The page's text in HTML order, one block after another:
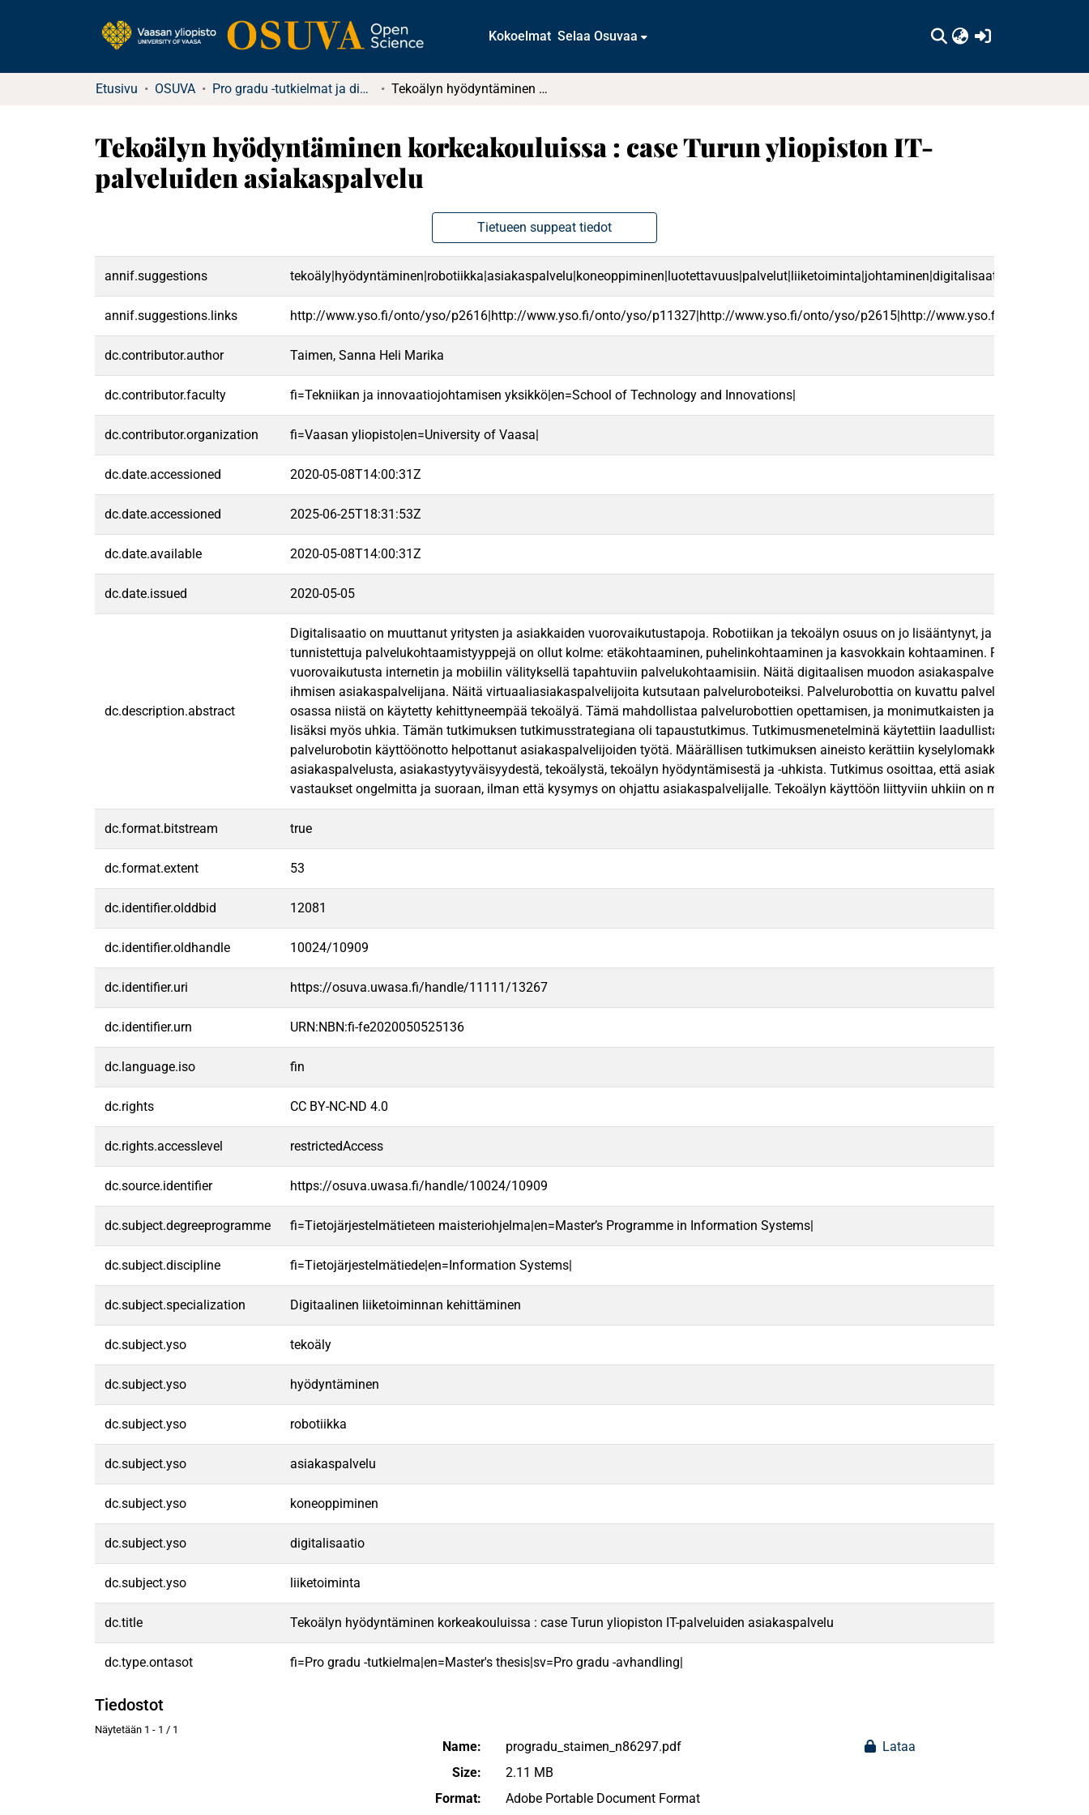
Kokoelmat Selaa Osuvaa
Etusivu OSUVA Pro gradu -tutkielmat ja diplomityöt (rajattu saatavuus) Tekoälyn hyödyntäminen korkeakouluissa : case Turun yliopiston IT-palveluiden asiakaspalvelu
Tekoälyn hyödyntäminen korkeakouluissa : case Turun yliopiston IT-
palveluiden asiakaspalvelu
Tietueen suppeat tiedot
annif.suggestions tekoäly|hyödyntäminen|robotiikka|asiakaspalvelu|koneoppiminen|luotettavuus|palvelut|liiketoiminta|johtaminen|digitalisaatio|fi
annif.suggestions.links http://www.yso.fi/onto/yso/p2616|http://www.yso.fi/onto/yso/p11327|http://www.yso.fi/onto/yso/p2615|http://www.yso.fi/onto/yso/
dc.contributor.author Taimen, Sanna Heli Marika
dc.contributor.faculty fi=Tekniikan ja innovaatiojohtamisen yksikkö|en=School of Technology and Innovations|
dc.contributor.organization fi=Vaasan yliopisto|en=University of Vaasa|
dc.date.accessioned 2020-05-08T14:00:31Z
dc.date.accessioned 2025-06-25T18:31:53Z
dc.date.available 2020-05-08T14:00:31Z
dc.date.issued 2020-05-05
dc.description.abstract
Digitalisaatio on muuttanut yritysten ja asiakkaiden vuorovaikutustapoja. Robotiikan ja tekoälyn osuus on jo lisääntynyt, ja tulee
tunnistettuja palvelukohtaamistyyppejä on ollut kolme: etäkohtaaminen, puhelinkohtaaminen ja kasvokkain kohtaaminen. Perinteiseen
vuorovaikutusta internetin ja mobiilin välityksellä tapahtuviin palvelukohtaamisiin. Näitä digitaalisen muodon asiakaspalvelukanavia
ihmisen asiakaspalvelijana. Näitä virtuaaliasiakaspalvelijoita kutsutaan palveluroboteiksi. Palvelurobottia on kuvattu
osassa niistä on käytetty kehittyneempää tekoälyä. Tämä mahdollistaa palvelurobottien opettamisen, ja monimutkaisten ja
lisäksi myös uhkia. Tämän tutkimuksen tutkimusstrategiana oli tapaustutkimus. Tutkimusmenetelminä käytettiin laadullista ja
palvelurobotin käyttöönotto helpottanut asiakaspalvelijoiden työtä. Määrällisen tutkimuksen aineisto kerättiin kyselylomakkeella.
asiakaspalvelusta, asiakastyytyväisyydestä, tekoälystä, tekoälyn hyödyntämisestä ja -uhkista. Tutkimus osoittaa, että asiakaspalvelun
vastaukset ongelmitta ja suoraan, ilman että kysymys on ohjattu asiakaspalvelijalle. Tekoälyn käyttöön liittyviin uhkiin on mahdollista
dc.format.bitstream true
dc.format.extent 53
dc.identifier.olddbid 12081
dc.identifier.oldhandle 10024/10909
dc.identifier.uri https://osuva.uwasa.fi/handle/11111/13267
dc.identifier.urn URN:NBN:fi-fe2020050525136
dc.language.iso fin
dc.rights CC BY-NC-ND 4.0
dc.rights.accesslevel restrictedAccess
dc.source.identifier https://osuva.uwasa.fi/handle/10024/10909
dc.subject.degreeprogramme fi=Tietojärjestelmätieteen maisteriohjelma|en=Master’s Programme in Information Systems|
dc.subject.discipline fi=Tietojärjestelmätiede|en=Information Systems|
dc.subject.specialization Digitaalinen liiketoiminnan kehittäminen
dc.subject.yso tekoäly
dc.subject.yso hyödyntäminen
dc.subject.yso robotiikka
dc.subject.yso asiakaspalvelu
dc.subject.yso koneoppiminen
dc.subject.yso digitalisaatio
dc.subject.yso liiketoiminta
dc.title Tekoälyn hyödyntäminen korkeakouluissa : case Turun yliopiston IT-palveluiden asiakaspalvelu
dc.type.ontasot fi=Pro gradu -tutkielma|en=Master's thesis|sv=Pro gradu -avhandling|
Tiedostot
Näytetään 1 - 1 / 1
Name:
progradu_staimen_n86297.pdf
Size:
2.11 MB
Format:
Adobe Portable Document Format
Lataa